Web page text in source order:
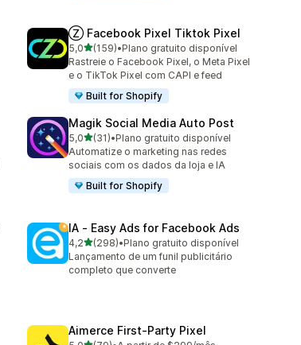
Ⓩ Facebook Pixel Tiktok Pixel
5,0de 5 estrelas
(159)
159 avaliações ao todo
•Plano gratuito disponível
Rastreie o Facebook Pixel, o Meta Pixel
e o TikTok Pixel com CAPI e feed
Built for Shopify
Magik Social Media Auto Post
5,0de 5 estrelas
(31)
31 avaliações ao todo
•Plano gratuito disponível
Automatize o marketing nas redes
sociais com os dados da loja e IA
Built for Shopify
IA ‑ Easy Ads for Facebook Ads
4,2de 5 estrelas
(298)
298 avaliações ao todo
•Plano gratuito disponível
Lançamento de um funil publicitário
completo que converte
Aimerce First‑Party Pixel